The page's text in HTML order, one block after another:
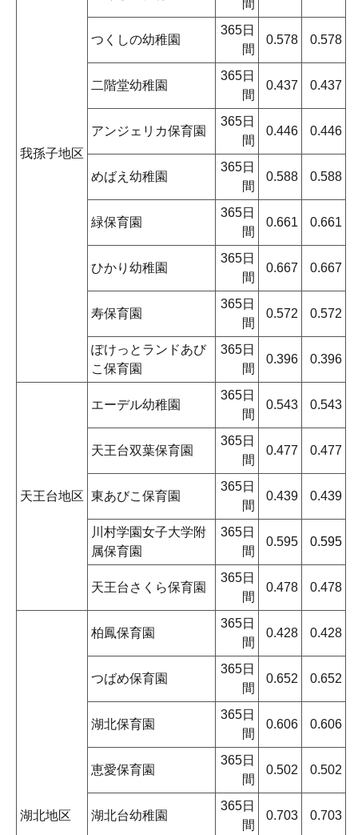
我孫子地区
間
つくしの幼稚園
365日
間
0.578 0.578
二階堂幼稚園
365日
間
0.437 0.437
アンジェリカ保育園
365日
間
0.446 0.446
めばえ幼稚園
365日
間
0.588 0.588
緑保育園
365日
間
0.661 0.661
ひかり幼稚園
365日
間
0.667 0.667
寿保育園
365日
間
0.572 0.572
ぽけっとランドあび
こ保育園
365日
間
0.396 0.396
天王台地区
エーデル幼稚園
365日
間
0.543 0.543
天王台双葉保育園
365日
間
0.477 0.477
東あびこ保育園
365日
間
0.439 0.439
川村学園女子大学附
属保育園
365日
間
0.595 0.595
天王台さくら保育園
365日
間
0.478 0.478
湖北地区
柏鳳保育園
365日
間
0.428 0.428
つばめ保育園
365日
間
0.652 0.652
湖北保育園
365日
間
0.606 0.606
恵愛保育園
365日
間
0.502 0.502
湖北台幼稚園
365日
間
0.703 0.703